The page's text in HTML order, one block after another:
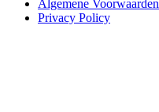
Algemene Voorwaarden
Privacy Policy